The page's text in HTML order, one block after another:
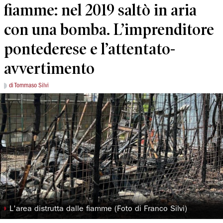
fiamme: nel 2019 saltò in aria
con una bomba. L’imprenditore
pontederese e l’attentato-
avvertimento
di Tommaso Silvi
◗ L'area distrutta dalle fiamme (Foto di Franco Silvi)